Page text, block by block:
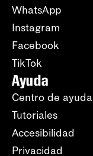
WhatsApp
Instagram
Facebook
TikTok
Ayuda
Centro de ayuda
Tutoriales
Accesibilidad
Privacidad